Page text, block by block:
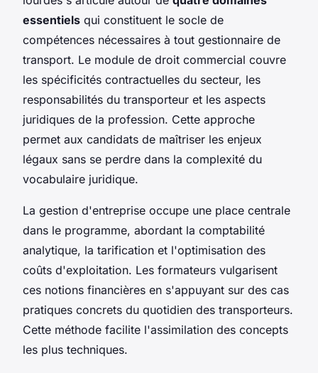
essentiels qui constituent le socle de
compétences nécessaires à tout gestionnaire de
transport. Le module de droit commercial couvre
les spécificités contractuelles du secteur, les
responsabilités du transporteur et les aspects
juridiques de la profession. Cette approche
permet aux candidats de maîtriser les enjeux
légaux sans se perdre dans la complexité du
vocabulaire juridique.
La gestion d'entreprise occupe une place centrale
dans le programme, abordant la comptabilité
analytique, la tarification et l'optimisation des
coûts d'exploitation. Les formateurs vulgarisent
ces notions financières en s'appuyant sur des cas
pratiques concrets du quotidien des transporteurs.
Cette méthode facilite l'assimilation des concepts
les plus techniques.